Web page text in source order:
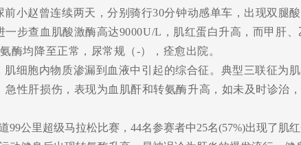
小赵曾连续两天，分别骑行30分钟动感单车，出现双腿
一步查血肌酸激酶高达9000U/L ，肌红蛋白升高，而甲肝
酶均降至正常，尿常规（-），痊愈出院。
细胞内物质渗漏到血液中引起的综合征。典型三联征为
性肝损伤，表现为血肌酐和转氨酶升高，如未及时诊治
99公里超级马拉松比赛 ， 44名参赛者中25名(57%)出现了肌